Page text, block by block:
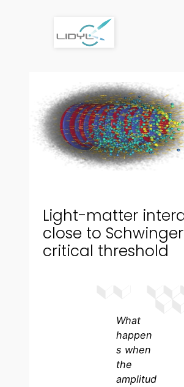
Light-matter
close to
critical threshold
What
happen
s when
the
amplitud